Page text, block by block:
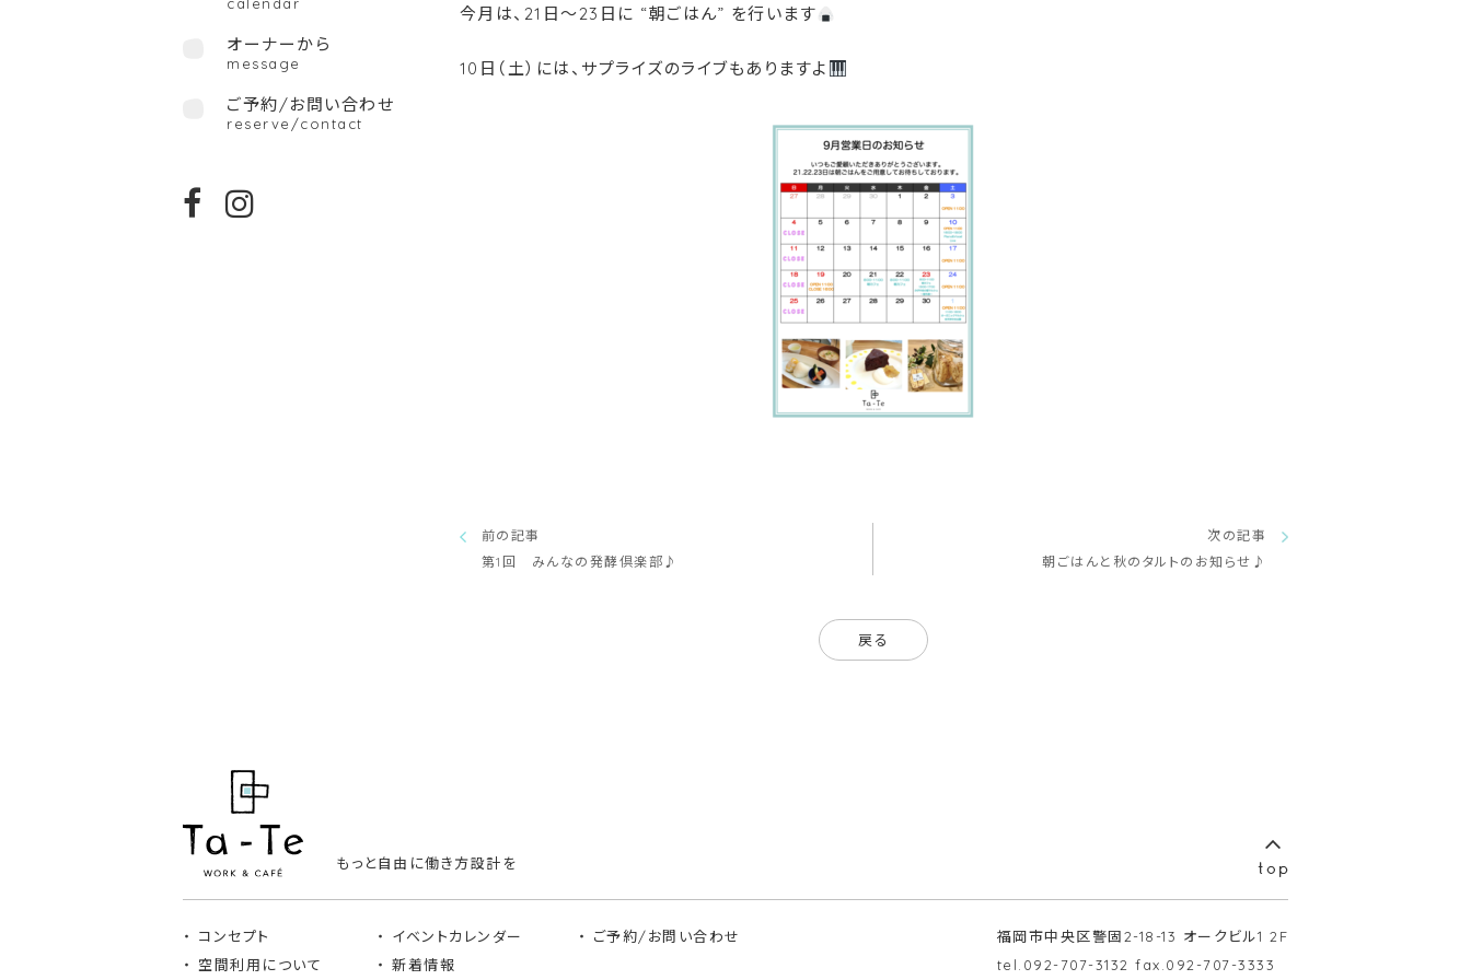
calendar
オーナーから
message
ご予約/お問い合わせ
reserve/contact
今月は、21日〜23日に “朝ごはん” を行います
10日（土）には、サプライズのライブもありますよ
前の記事
第1回 みんなの発酵倶楽部♪
次の記事
朝ごはんと秋のタルトのお知らせ♪
戻る
もっと自由に働き方設計を
コンセプト
空間利用について
イベントカレンダー
新着情報
ご予約/お問い合わせ
福岡市中央区警固2-18-13 オークビル1 2F
tel.092-707-3132 fax.092-707-3333